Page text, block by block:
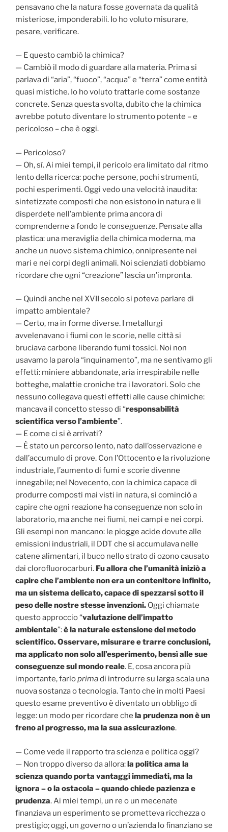
pensavano che la natura fosse governata da qualità
misteriose, imponderabili. Io ho voluto misurare,
pesare, verificare.
— E questo cambiò la chimica?
— Cambiò il modo di guardare alla materia. Prima si
parlava di “aria”, “fuoco”, “acqua” e “terra” come entità
quasi mistiche. Io ho voluto trattarle come sostanze
concrete. Senza questa svolta, dubito che la chimica
avrebbe potuto diventare lo strumento potente – e
pericoloso – che è oggi.
— Pericoloso?
— Oh, sì. Ai miei tempi, il pericolo era limitato dal ritmo
lento della ricerca: poche persone, pochi strumenti,
pochi esperimenti. Oggi vedo una velocità inaudita:
sintetizzate composti che non esistono in natura e li
disperdete nell’ambiente prima ancora di
comprenderne a fondo le conseguenze. Pensate alla
plastica: una meraviglia della chimica moderna, ma
anche un nuovo sistema chimico, onnipresente nei
mari e nei corpi degli animali. Noi scienziati dobbiamo
ricordare che ogni “creazione” lascia un’impronta.
— Quindi anche nel XVII secolo si poteva parlare di
impatto ambientale?
— Certo, ma in forme diverse. I metallurgi
avvelenavano i fiumi con le scorie, nelle città si
bruciava carbone liberando fumi tossici. Noi non
usavamo la parola “inquinamento”, ma ne sentivamo gli
effetti: miniere abbandonate, aria irrespirabile nelle
botteghe, malattie croniche tra i lavoratori. Solo che
nessuno collegava questi effetti alle cause chimiche:
mancava il concetto stesso di “responsabilità
scientifica verso l’ambiente”.
— E come ci si è arrivati?
— È stato un percorso lento, nato dall’osservazione e
dall’accumulo di prove. Con l’Ottocento e la rivoluzione
industriale, l’aumento di fumi e scorie divenne
innegabile; nel Novecento, con la chimica capace di
produrre composti mai visti in natura, si cominciò a
capire che ogni reazione ha conseguenze non solo in
laboratorio, ma anche nei fiumi, nei campi e nei corpi.
Gli esempi non mancano: le piogge acide dovute alle
emissioni industriali, il DDT che si accumulava nelle
catene alimentari, il buco nello strato di ozono causato
dai clorofluorocarburi. Fu allora che l’umanità iniziò a
capire che l’ambiente non era un contenitore infinito,
ma un sistema delicato, capace di spezzarsi sotto il
peso delle nostre stesse invenzioni. Oggi chiamate
questo approccio “valutazione dell’impatto
ambientale”:è la naturale estensione del metodo
scientifico. Osservare, misurare e trarre conclusioni,
ma applicato non solo all’esperimento, bensì alle sue
conseguenze sul mondo reale. E, cosa ancora più
importante, farloprimadi introdurre su larga scala una
nuova sostanza o tecnologia. Tanto che in molti Paesi
questo esame preventivo è diventato un obbligo di
legge: un modo per ricordare che la prudenza non è un
freno al progresso, ma la sua assicurazione.
— Come vede il rapporto tra scienza e politica oggi?
— Non troppo diverso da allora:la politica ama la
scienza quando porta vantaggi immediati, ma la
ignora – o la ostacola – quando chiede pazienza e
prudenza. Ai miei tempi, un re o un mecenate
finanziava un esperimento se prometteva ricchezza o
prestigio; oggi, un governo o un’azienda lo finanziano se